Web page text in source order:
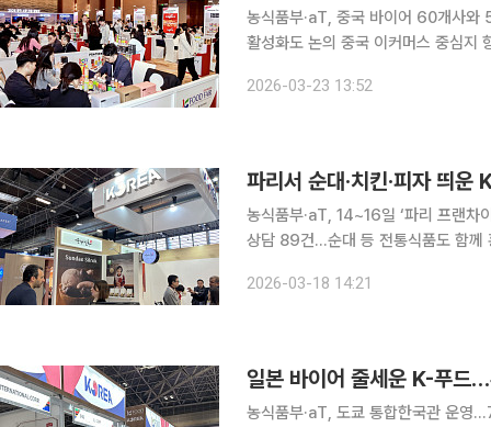
농식품부·aT, 중국 바이어 60개사
활성화도 논의 중국 이커머스 중심지 항저우에서 열린 K-푸드 페어가 수출상담과 소비자 판매 성과
의 현장계약과 MOU를 체결했고, 알
2026-03-23 13:52
파리서 순대·치킨·피자 띄
농식품부·aT, 14~16일 ‘파리 프랜
상담 89건…순대 등 전통식품도 함께 홍보 미식의 본고장 프랑스 파리에서 K-외식 브
소비자를 상대로 존재감을 키우면서,
2026-03-18 14:21
일본 바이어 줄세운 K-푸
농식품부·aT, 도쿄 통합한국관 운영